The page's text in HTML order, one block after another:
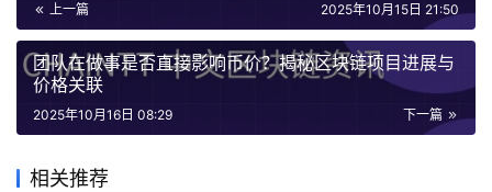
上一篇 2025年10月15日 21:50
团队在做事是否直接影响币价？揭秘区块链项目进展与
价格关联
下一篇
2025年10月16日 08:29
相关推荐